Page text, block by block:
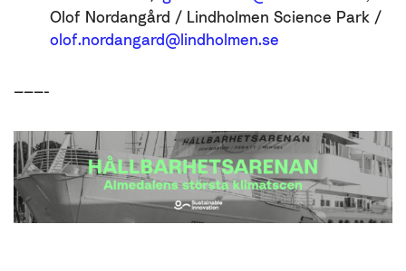
Olof Nordangård / Lindholmen Science Park /
olof.nordangard@lindholmen.se
———-